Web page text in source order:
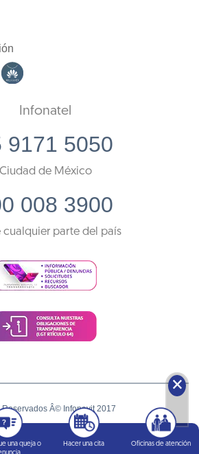
Infonatel
9171 5050
Ciudad de México
008 3900
cualquier parte del país
Reservados Â© Infonavit 2017
Términos y condiciones
🗙
una queja o
Hacer una cita Oficinas de atención